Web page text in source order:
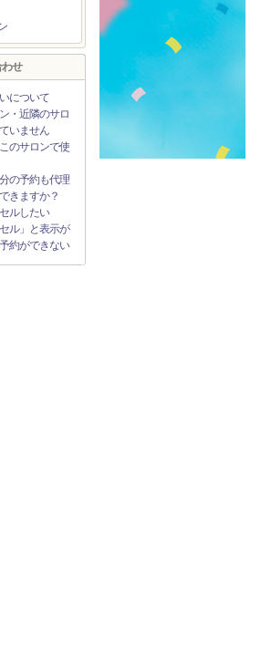
せ
について
・近隣のサロ
いません
のサロンで使
の予約も代理
きますか？
ルしたい
ル」と表示が
約ができない